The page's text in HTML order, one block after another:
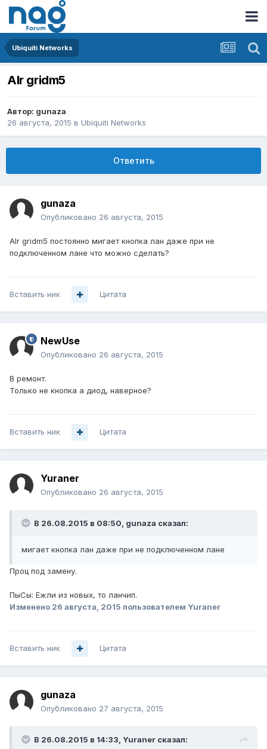
Ubiquiti Networks
AIr gridm5
Автор: gunaza
26 августа, 2015 в Ubiquiti Networks
Ответить
gunaza
Опубликовано 26 августа, 2015
AIr gridm5 постоянно мигает кнопка лан даже при не
подключенном лане что можно сделать?
Вставить ник Цитата
NewUse
Опубликовано 26 августа, 2015
В ремонт.
Только не кнопка а диод, наверное?
Вставить ник Цитата
Yuraner
Опубликовано 26 августа, 2015
В 26.08.2015 в 08:50, gunaza сказал:
мигает кнопка лан даже при не подключенном лане
Проц под замену.
ПыСы: Ежли из новых, то ланчип.
Изменено 26 августа, 2015 пользователем Yuraner
Вставить ник Цитата
gunaza
Опубликовано 27 августа, 2015
В 26.08.2015 в 14:33, Yuraner сказал: